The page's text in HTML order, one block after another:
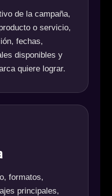
de la campaña,
o servicio,
fechas,
disponibles y
quiere lograr.
formatos,
principales,